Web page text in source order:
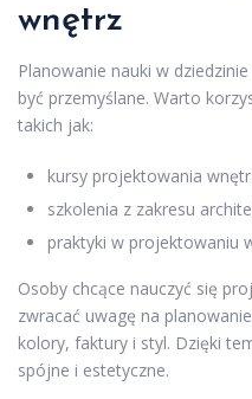
wnętrz
Planowanie nauki w
być przemyślane. Warto
takich jak:
kursy projektowania
szkolenia z zakresu
praktyki w projektowaniu
Osoby chcące nauczyć się
zwracać uwagę na
kolory, faktury i styl. Dzięki
spójne i estetyczne.